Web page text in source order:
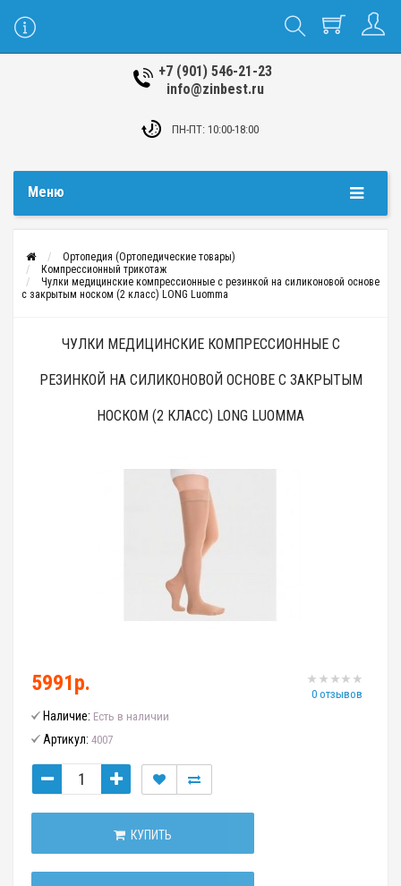
+7 (901) 546-21-23
info@zinbest.ru
ПН-ПТ: 10:00-18:00
Меню
Ортопедия (Ортопедические товары)
Компрессионный трикотаж
Чулки медицинские компрессионные с резинкой на силиконовой основе
с закрытым носком (2 класс) LONG Luomma
ЧУЛКИ МЕДИЦИНСКИЕ КОМПРЕССИОННЫЕ С
РЕЗИНКОЙ НА СИЛИКОНОВОЙ ОСНОВЕ С ЗАКРЫТЫМ
НОСКОМ (2 КЛАСС) LONG LUOMMA
0 отзывов
5991р.
Наличие: Есть в наличии
Артикул: 4007
КУПИТЬ